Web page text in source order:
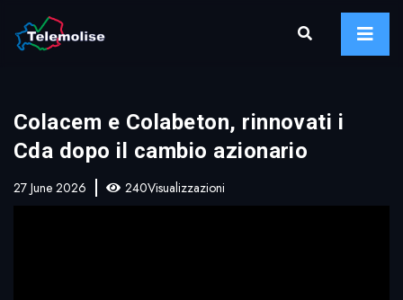
Colacem e Colabeton, rinnovati i
Cda dopo il cambio azionario
27 June 2026 240Visualizzazioni